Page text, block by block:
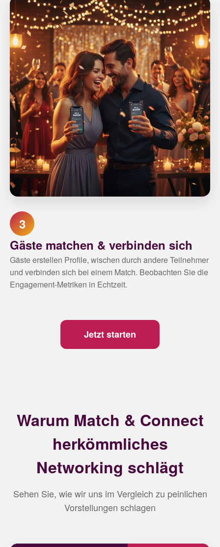
3
Gäste matchen & verbinden sich
Gäste erstellen Profile, wischen durch andere Teilnehmer
und verbinden sich bei einem Match. Beobachten Sie die
Engagement-Metriken in Echtzeit.
Jetzt starten
Warum Match & Connect
herkömmliches
Networking schlägt
Sehen Sie, wie wir uns im Vergleich zu peinlichen
Vorstellungen schlagen